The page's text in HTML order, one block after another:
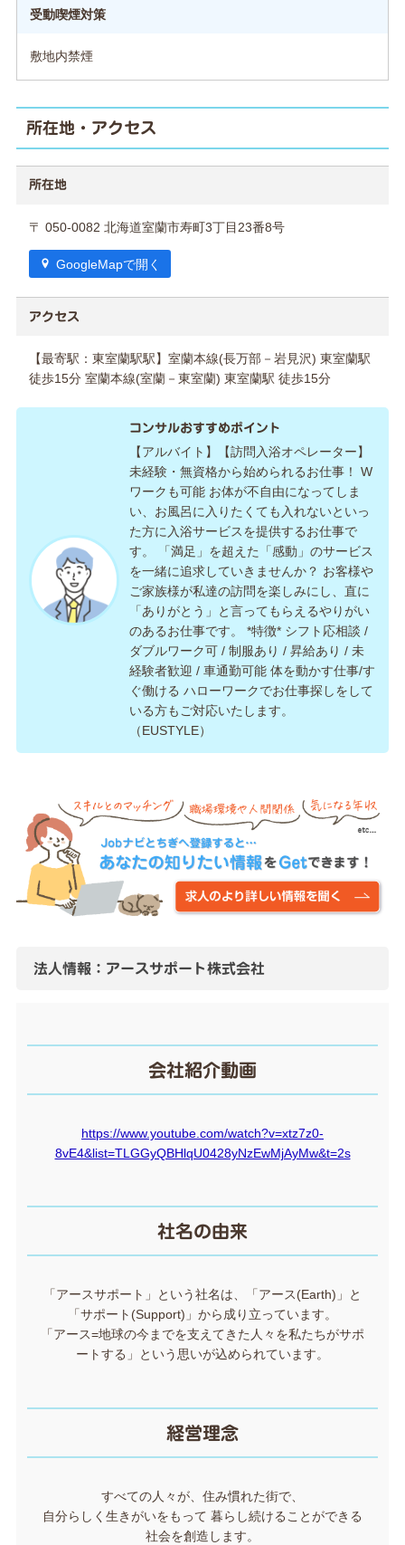
受動喫煙対策
敷地内禁煙
所在地・アクセス
所在地
〒 050-0082 北海道室蘭市寿町3丁目23番8号
GoogleMapで開く
アクセス
【最寄駅：東室蘭駅駅】室蘭本線(長万部－岩見沢) 東室蘭駅
徒歩15分 室蘭本線(室蘭－東室蘭) 東室蘭駅 徒歩15分
コンサルおすすめポイント
【アルバイト】【訪問入浴オペレーター】
未経験・無資格から始められるお仕事！ W
ワークも可能 お体が不自由になってしま
い、お風呂に入りたくても入れないといっ
た方に入浴サービスを提供するお仕事で
す。 「満足」を超えた「感動」のサービス
を一緒に追求していきませんか？ お客様や
ご家族様が私達の訪問を楽しみにし、直に
「ありがとう」と言ってもらえるやりがい
のあるお仕事です。 *特徴* シフト応相談 /
ダブルワーク可 / 制服あり / 昇給あり / 未
経験者歓迎 / 車通勤可能 体を動かす仕事/す
ぐ働ける ハローワークでお仕事探しをして
いる方もご対応いたします。
（EUSTYLE）
法人情報：アースサポート株式会社
会社紹介動画
https://www.youtube.com/watch?v=xtz7z0-
8vE4&list=TLGGyQBHlqU0428yNzEwMjAyMw&t=2s
社名の由来
「アースサポート」という社名は、「アース(Earth)」と
「サポート(Support)」から成り立っています。
「アース=地球の今までを支えてきた人々を私たちがサポ
ートする」という思いが込められています。
経営理念
すべての人々が、住み慣れた街で、
自分らしく生きがいをもって 暮らし続けることができる
社会を創造します。